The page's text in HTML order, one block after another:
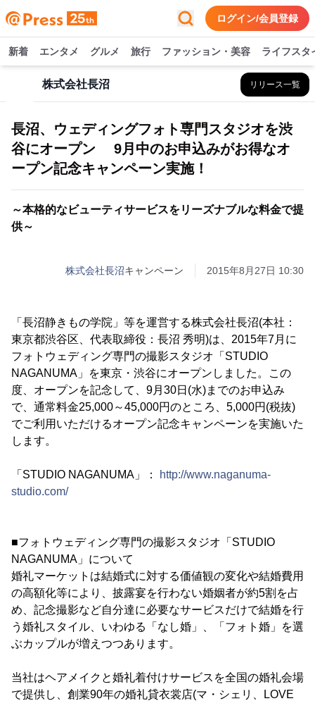
ログイン/会員登録
新着 エンタメ グルメ 旅行 ファッション・美容 ライフスタ
株式会社長沼 リリース一覧
長沼、ウェディングフォト専門スタジオを渋
谷にオープン 9月中のお申込みがお得なオ
ープン記念キャンペーン実施！
～本格的なビューティサービスをリーズナブルな料金で提
供～
株式会社長沼キャンペーン 2015年8月27日 10:30
「長沼静きもの学院」等を運営する株式会社長沼(本社：
東京都渋谷区、代表取締役：長沼 秀明)は、2015年7月に
フォトウェディング専門の撮影スタジオ「STUDIO
NAGANUMA」を東京・渋谷にオープンしました。この
度、オープンを記念して、9月30日(水)までのお申込み
で、通常料金25,000～45,000円のところ、5,000円(税抜)
でご利用いただけるオープン記念キャンペーンを実施いた
します。
「STUDIO NAGANUMA」：
http://www.naganuma-
studio.com/
■フォトウェディング専門の撮影スタジオ「STUDIO
NAGANUMA」について
婚礼マーケットは結婚式に対する価値観の変化や結婚費用
の高額化等により、披露宴を行わない婚姻者が約5割を占
め、記念撮影など自分達に必要なサービスだけで結婚を行
う婚礼スタイル、いわゆる「なし婚」、「フォト婚」を選
ぶカップルが増えつつあります。
当社はヘアメイクと婚礼着付けサービスを全国の婚礼会場
で提供し、創業90年の婚礼貸衣裳店(マ・シェリ、LOVE